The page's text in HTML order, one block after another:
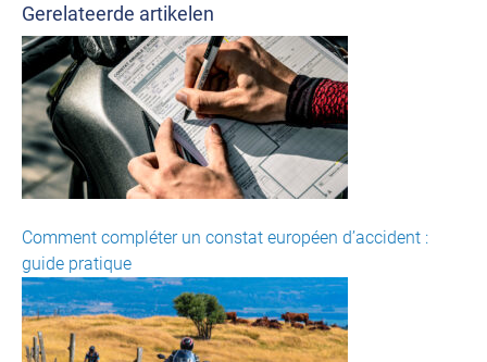
Gerelateerde artikelen
Comment compléter un constat européen d’accident :
guide pratique